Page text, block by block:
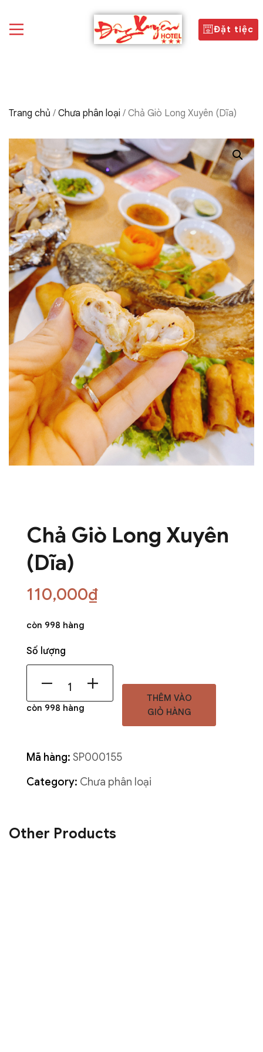
Đặt tiệc
Trang chủ / Chưa phân loại / Chả Giò Long Xuyên (Dĩa)
Chả Giò Long Xuyên
(Dĩa)
110,000₫
còn 998 hàng
Số lượng
còn 998 hàng
THÊM VÀO
GIỎ HÀNG
Mã hàng: SP000155
Category: Chưa phân loại
Other Products